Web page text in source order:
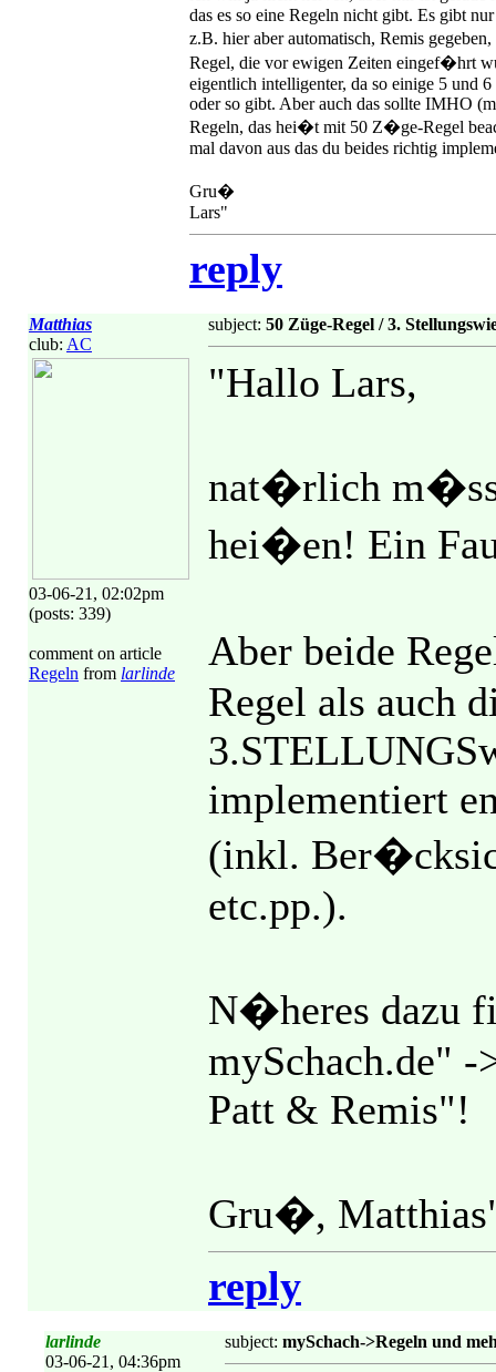
das es so eine Regeln nicht gibt. Es gibt
z.B. hier aber automatisch, Remis
Regel, die vor ewigen Zeiten eingef�hrt
eigentlich intelligenter, da so einige 5 und
oder so gibt. Aber auch das sollte IMHO
Regeln, das hei�t mit 50 Z�ge-Regel
mal davon aus das du beides richtig
Gru�
Lars"
reply
Matthias
club: AC
03-06-21, 02:02pm
(posts: 339)
comment on article
Regeln from larlinde
subject: 50 Züge-Regel / 3.
"Hallo Lars,
nat�rlich
hei�en! Ein
Aber beide
Regel als auch
implementiert
(inkl.
etc.pp.).
N�heres dazu
mySchach.de" -
Patt & Remis"!
Gru�,
reply
larlinde
03-06-21, 04:36pm
subject: mySchach->Regeln und